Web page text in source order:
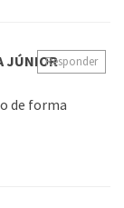
JÚNIOR
de forma
Responder